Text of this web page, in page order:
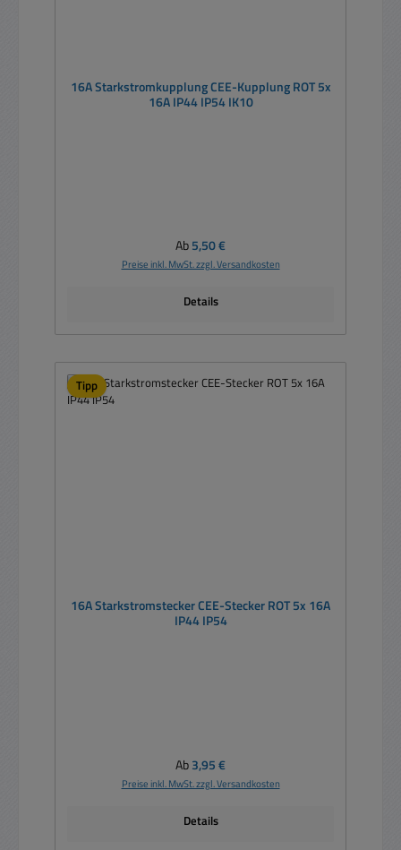
16A Starkstromkupplung CEE-Kupplung ROT 5x
16A IP44 IP54 IK10
Regulärer Preis:
Ab5,50 €
Preise inkl. MwSt. zzgl. Versandkosten
Details
Tipp
16A Starkstromstecker CEE-Stecker ROT 5x 16A
IP44 IP54
Regulärer Preis:
Ab3,95 €
Preise inkl. MwSt. zzgl. Versandkosten
Details